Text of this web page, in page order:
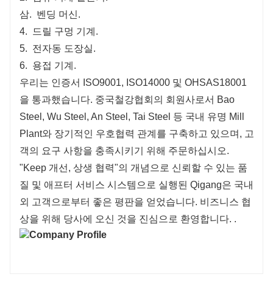
삼. 벤딩 머신.
4.
드릴 구멍 기계.
5. 전자동 도장실.
6. 용접 기계.
우리는 인증서 ISO9001, ISO14000 및 OHSAS18001
을 통과했습니다. 중국철강협회의 회원사로서 Bao
Steel, Wu Steel, An Steel, Tai Steel 등 국내 유명 Mill
Plant와 장기적인 우호협력 관계를 구축하고 있으며, 고
객의 요구 사항을 충족시키기 위해 주문하십시오.
"Keep 개선, 상생 협력"의 개념으로 신뢰할 수 있는 품
질 및 애프터 서비스 시스템으로 실행된 Qigang은 국내
외 고객으로부터 좋은 평판을 얻었습니다. 비즈니스 협
상을 위해 당사에 오신 것을 진심으로 환영합니다. .